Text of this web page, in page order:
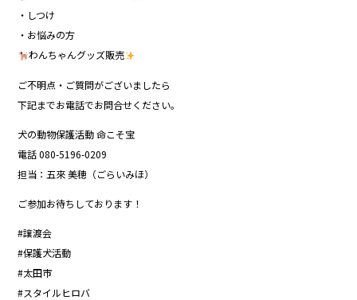
・しつけ
・お悩みの方
わんちゃんグッズ販売
ご不明点・ご質問がございましたら
下記までお電話でお問合せください。
犬の動物保護活動 命こそ宝
電話 080-5196-0209
担当：五來 美穂（ごらいみほ）
ご参加お待ちしております！
#譲渡会
#保護犬活動
#太田市
#スタイルヒロバ